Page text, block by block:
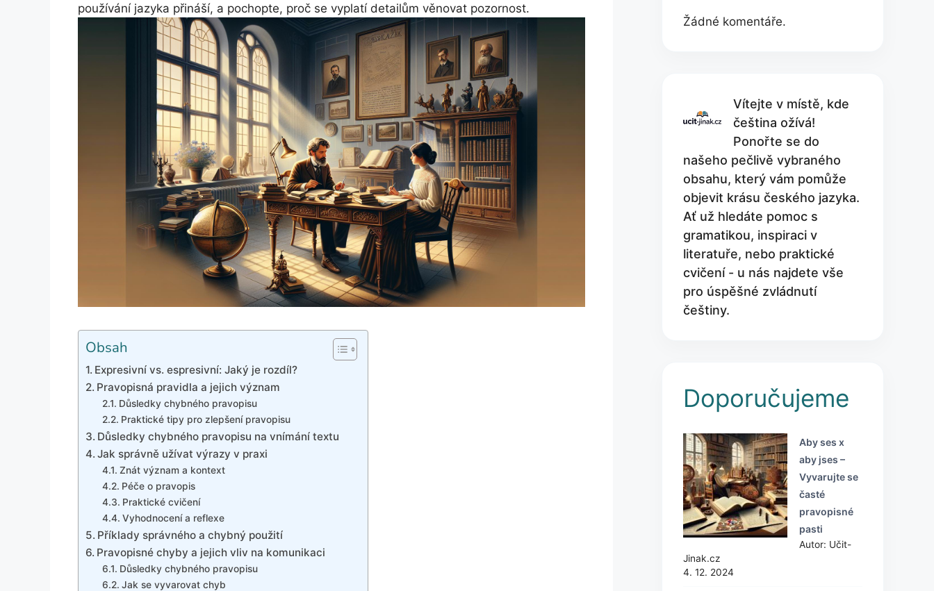
používání jazyka přináší, a pochopte, proč se vyplatí detailům věnovat pozornost.
Obsah
Expresivní vs. espresivní: Jaký je rozdíl?
Pravopisná pravidla a jejich význam
Důsledky chybného pravopisu
Praktické tipy pro zlepšení pravopisu
Důsledky chybného pravopisu na vnímání textu
Jak správně užívat výrazy v praxi
Znát význam a kontext
Péče o pravopis
Praktické cvičení
Vyhodnocení a reflexe
Příklady správného a chybný použití
Pravopisné chyby a jejich vliv na komunikaci
Důsledky chybného pravopisu
Jak se vyvarovat chyb
Žádné komentáře.
Vítejte v místě, kde
čeština ožívá!
Ponořte se do
našeho pečlivě vybraného
obsahu, který vám pomůže
objevit krásu českého jazyka.
Ať už hledáte pomoc s
gramatikou, inspiraci v
literatuře, nebo praktické
cvičení - u nás najdete vše
pro úspěšné zvládnutí
češtiny.
Doporučujeme
Aby ses x
aby jses –
Vyvarujte se
časté
pravopisné
pasti
Autor: Učit-
Jinak.cz
4. 12. 2024